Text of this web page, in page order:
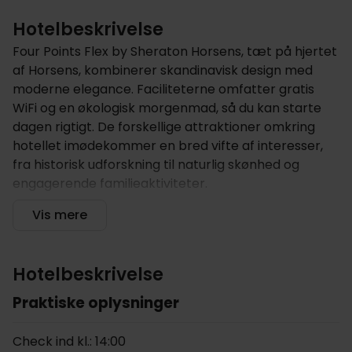
Hotelbeskrivelse
Four Points Flex by Sheraton Horsens, tæt på hjertet
af Horsens, kombinerer skandinavisk design med
moderne elegance. Faciliteterne omfatter gratis
WiFi og en økologisk morgenmad, så du kan starte
dagen rigtigt. De forskellige attraktioner omkring
hotellet imødekommer en bred vifte af interesser,
fra historisk udforskning til naturlig skønhed og
engagerende familieaktiviteter.
Hotellet tilbyder
overnatningsoplevelse ved at kombinere lounge,
morgenmadsområde, bar og reception i et samlet,
funktionelt rum, hvilket skaber et indbydende rum,
hvor gæsterne kan nyde en kop kaffe eller et glas
Vis mere
Hotelbeskrivelse
Praktiske oplysninger
Check ind kl.: 14:00